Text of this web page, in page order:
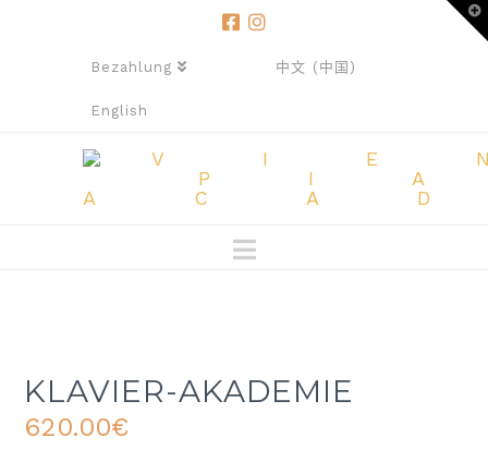
Bezahlung 中文 (中国)
English
Navigation
KLAVIER-AKADEMIE
620.00€